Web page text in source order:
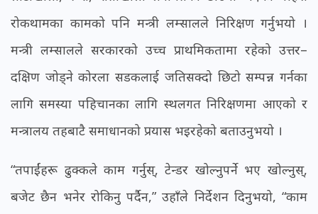
रोकथामका कामको पनि मन्त्री लम्सालले निरिक्षण गर्नुभयो ।
मन्त्री लम्सालले सरकारको उच्च प्राथमिकतामा रहेको उत्तर–
दक्षिण जोड्ने कोरला सडकलाई जतिसक्दो छिटो सम्पन्न गर्नका
लागि समस्या पहिचानका लागि स्थलगत निरिक्षणमा आएको र
मन्त्रालय तहबाटै समाधानको प्रयास भइरहेको बताउनुभयो ।
“तपाईंहरू ढुक्कले काम गर्नुस्, टेन्डर खोल्नुपर्ने भए खोल्नुस्,
बजेट छैन भनेर रोकिनु पर्दैन,” उहाँले निर्देशन दिनुभयो, “काम